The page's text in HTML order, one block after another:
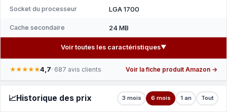
Socket du processeur LGA 1700
Cache secondaire 24 MB
Voir toutes les caractéristiques▼
★★★★★4,7· 687 avis clients Voir la fiche produit Amazon →
📈Historique des prix 3 mois 6 mois 1 an Tout